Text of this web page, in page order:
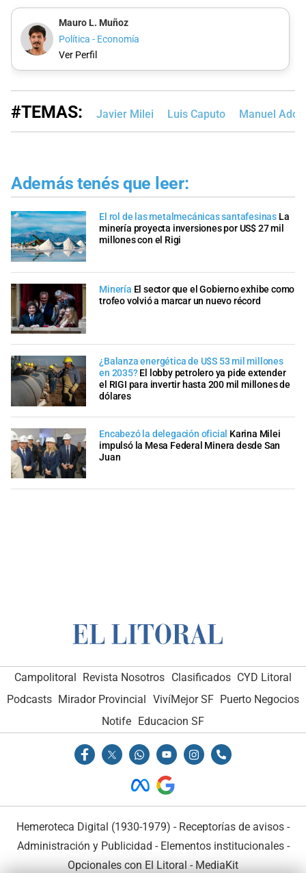
Mauro L. Muñoz
Política - Economía
Ver Perfil
#TEMAS: Javier Milei Luis Caputo Manuel
Además tenés que leer:
El rol de las metalmecánicas santafesinas La
minería proyecta inversiones por US$ 27 mil
millones con el Rigi
Minería El sector que el Gobierno exhibe como
trofeo volvió a marcar un nuevo récord
¿Balanza energética de U$S 53 mil millones
en 2035? El lobby petrolero ya pide extender
el RIGI para invertir hasta 200 mil millones de
dólares
Encabezó la delegación oficial Karina Milei
impulsó la Mesa Federal Minera desde San
Juan
Campolitoral Revista Nosotros Clasificados CYD Litoral
Podcasts Mirador Provincial VivíMejor SF Puerto Negocios
Notife Educacion SF
Hemeroteca Digital (1930-1979) - Receptorías de avisos -
Administración y Publicidad - Elementos institucionales-
Opcionales con El Litoral - MediaKit